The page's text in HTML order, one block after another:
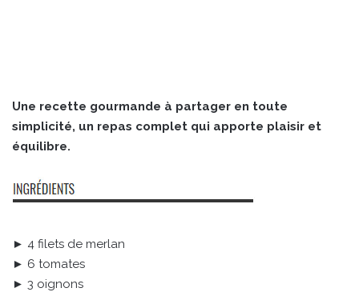
Une recette gourmande à partager en toute
simplicité, un repas complet qui apporte plaisir et
équilibre.
► 4 filets de merlan
► 6 tomates
► 3 oignons